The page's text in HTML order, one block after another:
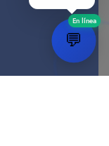
💬
En línea